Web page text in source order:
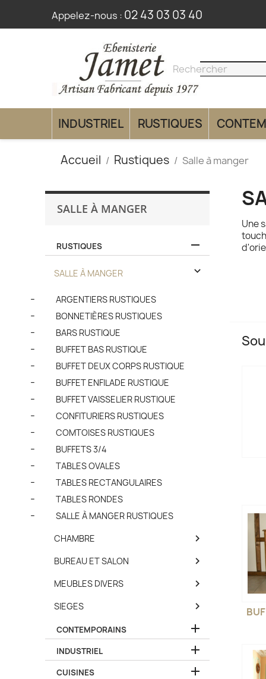
Appelez-nous : 02 43 03 03 40
clear
INDUSTRIEL RUSTIQUES
Accueil Rustiques Salle à manger
SALLE À MANGER
RUSTIQUES 
SALLE À MANGER 
ARGENTIERS RUSTIQUES
BONNETIÈRES RUSTIQUES
BARS RUSTIQUE
BUFFET BAS RUSTIQUE
BUFFET DEUX CORPS RUSTIQUE
BUFFET ENFILADE RUSTIQUE
BUFFET VAISSELIER RUSTIQUE
CONFITURIERS RUSTIQUES
COMTOISES RUSTIQUES
BUFFETS 3/4
TABLES OVALES
TABLES RECTANGULAIRES
TABLES RONDES
SALLE À MANGER RUSTIQUES
CHAMBRE

BUREAU ET SALON 
MEUBLES DIVERS 
SIEGES 
CONTEMPORAINS 
INDUSTRIEL 
CUISINES 
Une